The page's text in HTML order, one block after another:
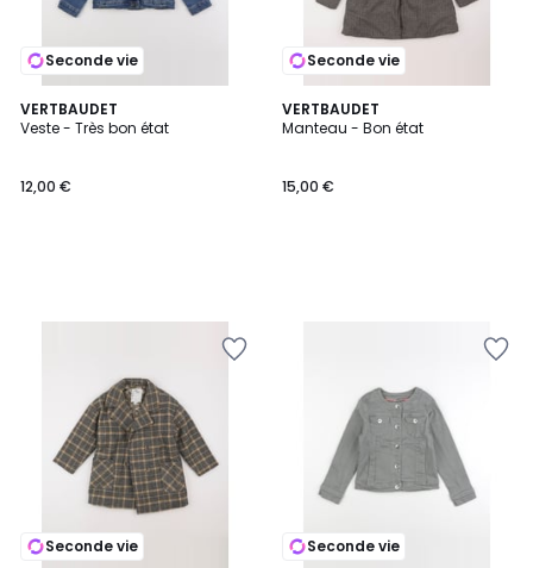
Seconde vie
VERTBAUDET
Veste - Très bon état
12,00 €
Seconde vie
VERTBAUDET
Manteau - Bon état
15,00 €
Seconde vie Seconde vie